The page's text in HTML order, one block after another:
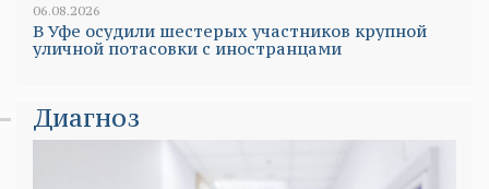
06.08.2026
В Уфе осудили шестерых участников крупной
уличной потасовки с иностранцами
Диагноз